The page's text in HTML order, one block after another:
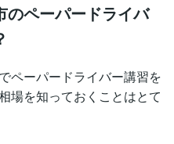
のペーパードライバ
ペーパードライバー講習を
場を知っておくことはとて